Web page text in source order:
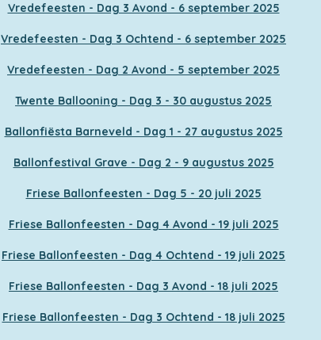
Vredefeesten - Dag 3 Avond - 6 september 2025
Vredefeesten - Dag 3 Ochtend - 6 september 2025
Vredefeesten - Dag 2 Avond - 5 september 2025
Twente Ballooning - Dag 3 - 30 augustus 2025
Ballonfiësta Barneveld - Dag 1 - 27 augustus 2025
Ballonfestival Grave - Dag 2 - 9 augustus 2025
Friese Ballonfeesten - Dag 5 - 20 juli 2025
Friese Ballonfeesten - Dag 4 Avond - 19 juli 2025
Friese Ballonfeesten - Dag 4 Ochtend - 19 juli 2025
Friese Ballonfeesten - Dag 3 Avond - 18 juli 2025
Friese Ballonfeesten - Dag 3 Ochtend - 18 juli 2025